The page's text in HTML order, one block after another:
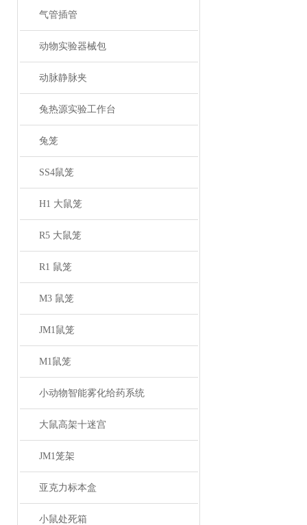
气管插管
动物实验器械包
动脉静脉夹
兔热源实验工作台
兔笼
SS4鼠笼
H1 大鼠笼
R5 大鼠笼
R1 鼠笼
M3 鼠笼
JM1鼠笼
M1鼠笼
小动物智能雾化给药系统
大鼠高架十迷宫
JM1笼架
亚克力标本盒
小鼠处死箱